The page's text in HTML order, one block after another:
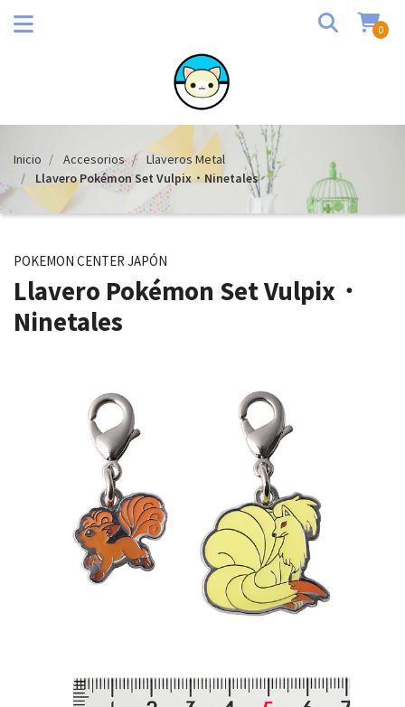
0
Inicio Accesorios
Llaveros Metal
Llavero Pokémon Set Vulpix・Ninetales
POKEMON CENTER JAPÓN
Llavero Pokémon Set Vulpix・
Ninetales